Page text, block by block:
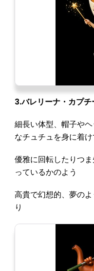
3.バレリーナ・カプ
細長い体型、帽子や
なチュチュを身に着
優雅に回転したりつ
っているかのよう
高貴で幻想的、夢の
り